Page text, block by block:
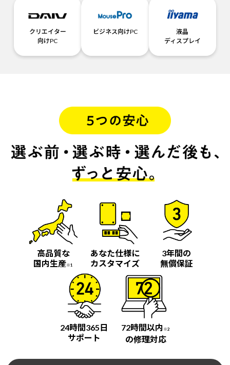
クリエイター
向けPC
ビジネス向けPC
液晶
ディスプレイ
高品質な
国内生産※1
あなた仕様に
カスタマイズ
3年間の
無償保証
24時間365日
サポート
72時間以内 ※2
の修理対応